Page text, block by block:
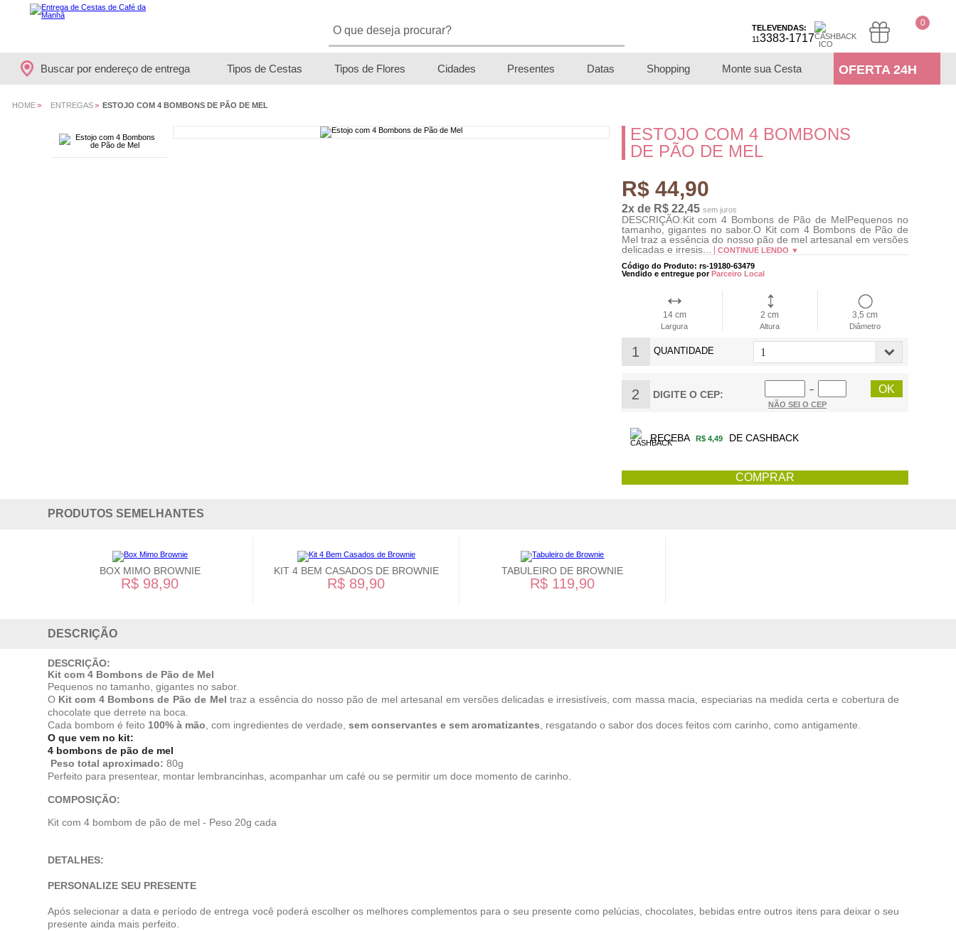
0
TELEVENDAS:
113383-1717
Buscar por endereço de entrega Tipos de Cestas Tipos de Flores Cidades Presentes Datas Shopping Monte sua Cesta OFERTA 24H
HOME> ENTREGAS> ESTOJO COM 4 BOMBONS DE PÃO DE MEL
ESTOJO COM 4 BOMBONS
DE PÃO DE MEL
R$ 44,90
2x de R$ 22,45 sem juros
DESCRIÇÃO:Kit com 4 Bombons de Pão de MelPequenos no
tamanho, gigantes no sabor.O Kit com 4 Bombons de Pão de
Mel traz a essência do nosso pão de mel artesanal em versões
delicadas e irresis...
CONTINUE LENDO ▼
Código do Produto: rs-19180-63479
Vendido e entregue porParceiro Local
14 cm
Largura
2 cm
Altura
3,5 cm
Diâmetro
1 QUANTIDADE
2 DIGITE O CEP:
−
NÃO SEI O CEP
RECEBA R$ 4,49 DE CASHBACK
PRODUTOS SEMELHANTES
BOX MIMO BROWNIE
R$ 98,90
KIT 4 BEM CASADOS DE BROWNIE
R$ 89,90
TABULEIRO DE BROWNIE
R$ 119,90
DESCRIÇÃO
DESCRIÇÃO:
Kit com 4 Bombons de Pão de Mel
Pequenos no tamanho, gigantes no sabor.
O Kit com 4 Bombons de Pão de Mel traz a essência do nosso pão de mel artesanal em versões delicadas e irresistíveis, com massa macia, especiarias na medida certa e cobertura de
chocolate que derrete na boca.
Cada bombom é feito 100% à mão , com ingredientes de verdade, sem conservantes e sem aromatizantes , resgatando o sabor dos doces feitos com carinho, como antigamente.
O que vem no kit:
4 bombons de pão de mel
Peso total aproximado: 80g
Perfeito para presentear, montar lembrancinhas, acompanhar um café ou se permitir um doce momento de carinho.
COMPOSIÇÃO:
Kit com 4 bombom de pão de mel - Peso 20g cada
DETALHES:
PERSONALIZE SEU PRESENTE
Após selecionar a data e período de entrega você poderá escolher os melhores complementos para o seu presente como pelúcias, chocolates, bebidas entre outros itens para deixar o seu
presente ainda mais perfeito.